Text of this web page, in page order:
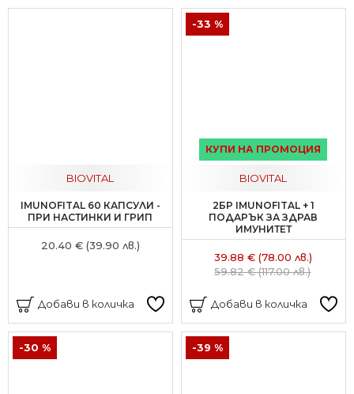
BIOVITAL
IMUNOFITAL 60 КАПСУЛИ -
ПРИ НАСТИНКИ И ГРИП
20.40 € (39.90 лв.)
Добави в количка
КУПИ НА ПРОМОЦИЯ
-33 %
BIOVITAL
2БР IMUNOFITAL + 1
ПОДАРЪК ЗА ЗДРАВ
ИМУНИТЕТ
39.88 € (78.00 лв.)
59.82 € (117.00 лв.)
Добави в количка
-30 % -39 %